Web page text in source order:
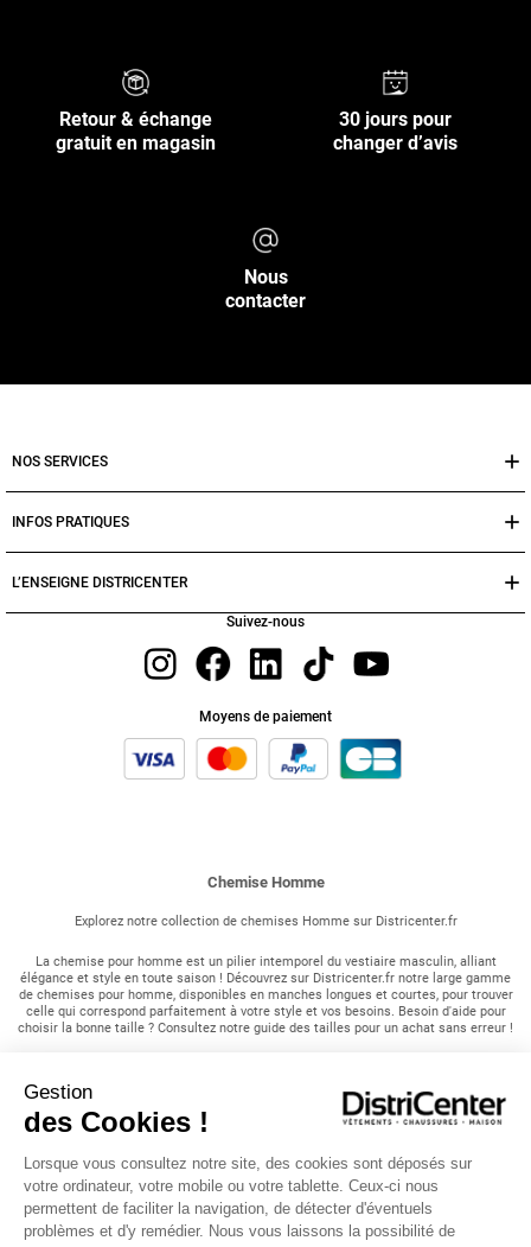
Gestion
des Cookies !
Lorsque vous consultez notre site, des cookies sont déposés sur
votre ordinateur, votre mobile ou votre tablette. Ceux-ci nous
permettent de faciliter la navigation, de détecter d'éventuels
problèmes et d'y remédier. Nous vous laissons la possibilité de
Chemise Homme
Explorez notre collection de chemises Homme sur Districenter.fr
La chemise pour homme est un pilier intemporel du vestiaire masculin, alliant
élégance et style en toute saison ! Découvrez sur Districenter.fr notre large gamme
de chemises pour homme, disponibles en manches longues et courtes, pour trouver
celle qui correspond parfaitement à votre style et vos besoins. Besoin d'aide pour
choisir la bonne taille ? Consultez notre guide des tailles pour un achat sans erreur !
Pour un look décontracté et tendance, optez pour une chemise à manches courtes
portée par-dessus un t-shirt ou seule. Nos chemises arborent un col classique et une
Pour une touche d'originalité, choisissez une chemise à carreaux ou à motif à assortir
avec un jean. Cette association donnera du caractère à votre tenue et vous
démarquera avec style !
Retour & échange
gratuit en magasin
30 jours pour
changer d’avis
Nous
contacter
NOS SERVICES
INFOS PRATIQUES
L’ENSEIGNE DISTRICENTER
Suivez-nous
Moyens de paiement